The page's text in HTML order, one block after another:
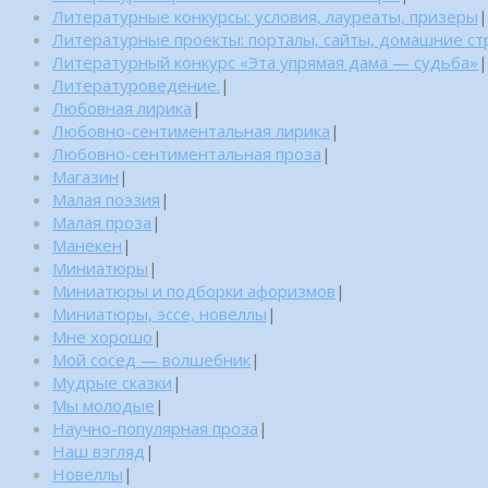
Литературные конкурсы: условия, лауреаты, призеры |
Литературные проекты: порталы, сайты, домашние
Литературный конкурс «Эта упрямая дама — судьба» |
Литературоведение. |
Любовная лирика |
Любовно-сентиментальная лирика |
Любовно-сентиментальная проза |
Магазин |
Малая поэзия |
Малая проза |
Манекен |
Миниатюры |
Миниатюры и подборки афоризмов |
Миниатюры, эссе, новеллы |
Мне хорошо |
Мой сосед — волшебник|
Мудрые сказки |
Мы молодые |
Научно-популярная проза |
Наш взгляд |
Новеллы |